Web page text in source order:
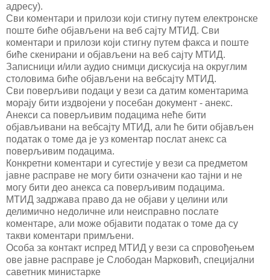
адресу).
Сви коментари и прилози који стигну путем електронске
поште биће објављени на веб сајту МТИД. Сви
коментари и прилози који стигну путем факса и поште
биће скенирани и објављени на веб сајту МТИД.
Записници и/или аудио снимци дискусија на округлим
столовима биће објављени на вебсајту МТИД.
Сви поверљиви подаци у вези са датим коментарима
морају бити издвојени у посебан документ - анекс.
Анекси са поверљивим подацима неће бити
објављивани на вебсајту МТИД, али ће бити објављен
податак о томе да је уз коментар послат анекс са
поверљивим подацима.
Конкретни коментари и сугестије у вези са предметом
јавне расправе не могу бити означени као тајни и не
могу бити део анекса са поверљивим подацима.
МТИД задржава право да не објави у целини или
делимично недоличне или неисправно послате
коментаре, али може објавити податак о томе да су
такви коментари примљени.
Особа за контакт испред МТИД у вези са спровођењем
ове јавне расправе је Слободан Марковић, специјални
саветник министарке